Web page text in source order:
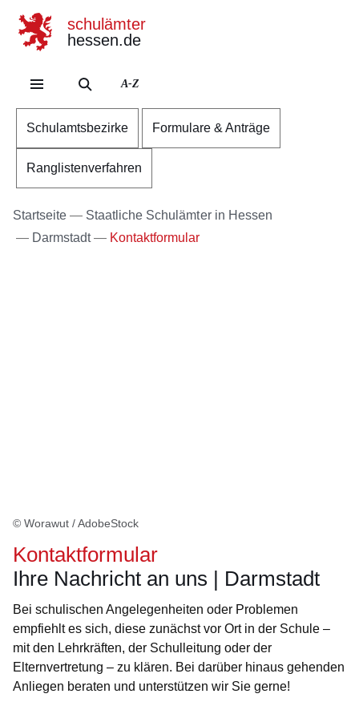
schulämter
hessen.de
A-Z
Schulamtsbezirke Formulare & Anträge
Ranglistenverfahren
Startseite
Staatliche Schulämter in Hessen
Darmstadt
Kontaktformular
© Worawut / AdobeStock
Kontaktformular
Ihre Nachricht an uns | Darmstadt
Bei schulischen Angelegenheiten oder Problemen
empfiehlt es sich, diese zunächst vor Ort in der Schule –
mit den Lehrkräften, der Schulleitung oder der
Elternvertretung – zu klären. Bei darüber hinaus gehenden
Anliegen beraten und unterstützen wir Sie gerne!